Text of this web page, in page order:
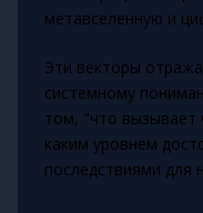
метавселенную и
Эти векторы
системному
том, "что вызывает
каким уровнем
последствиями для